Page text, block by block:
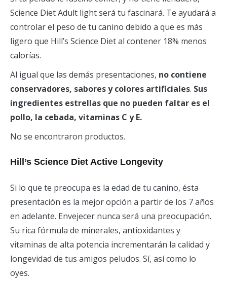
Science Diet Adult light será tu fascinará. Te ayudará a
controlar el peso de tu canino debido a que es más
ligero que Hill’s Science Diet al contener 18% menos
calorías.
Al igual que las demás presentaciones, no contiene
conservadores, sabores y colores artificiales. Sus
ingredientes estrellas que no pueden faltar es el
pollo, la cebada, vitaminas C y E.
No se encontraron productos.
Hill’s Science Diet Active Longevity
Si lo que te preocupa es la edad de tu canino, ésta
presentación es la mejor opción a partir de los 7 años
en adelante. Envejecer nunca será una preocupación.
Su rica fórmula de minerales, antioxidantes y
vitaminas de alta potencia incrementarán la calidad y
longevidad de tus amigos peludos. Sí, así como lo
oyes.